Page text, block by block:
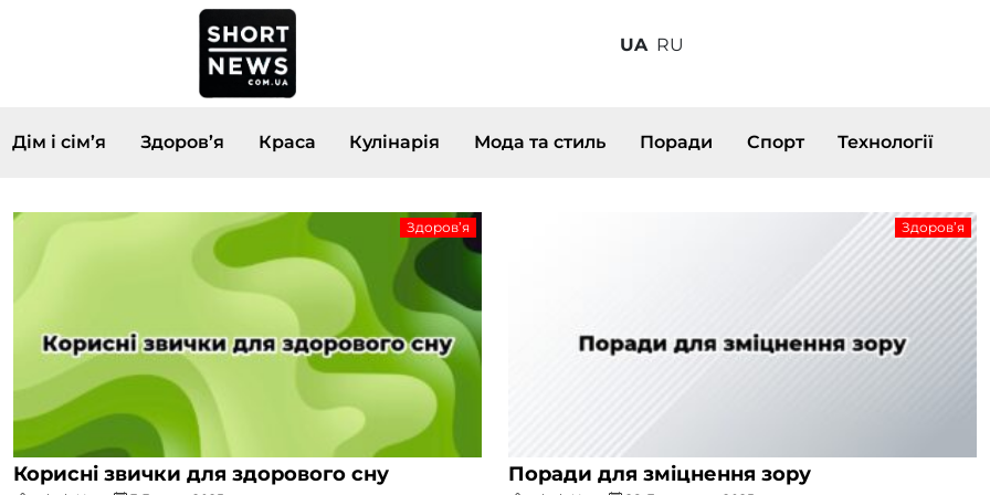
UA RU
Дім і сім’я Здоров’я Краса Кулінарія Мода та стиль Поради Спорт Технології
Здоров’я
Корисні звички для здорового сну
Здоров’я
Поради для зміцнення зору